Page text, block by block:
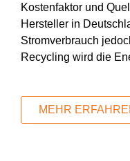
Kostenfaktor und
Hersteller in
Stromverbrauch
Recycling wird die
MEHR